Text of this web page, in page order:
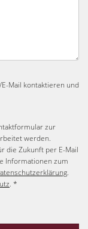
Mail kontaktieren und
zur
werden.
die Zukunft per E-Mail
Informationen zum
.
. *